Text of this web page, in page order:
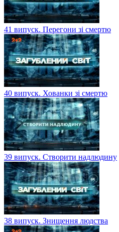
41 випуск. Перегони зі смертю
40 випуск. Хованки зі смертю
39 випуск. Створити надлюдину
38 випуск. Знищення людства